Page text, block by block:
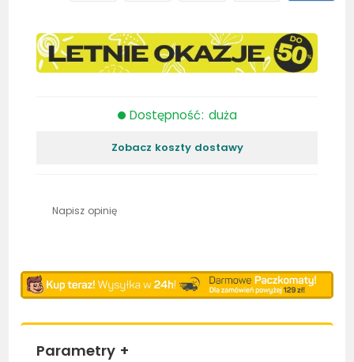
Dostępność: duża
Zobacz koszty dostawy
Napisz opinię
Parametry +